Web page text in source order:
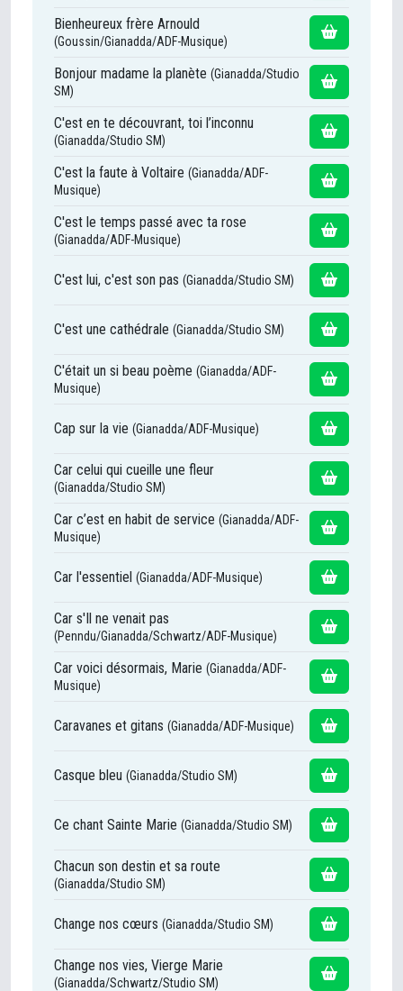
Bienheureux frère Arnould
(Goussin/Gianadda/ADF-Musique)
Bonjour madame la planète (Gianadda/Studio
SM)
C'est en te découvrant, toi l’inconnu
(Gianadda/Studio SM)
C'est la faute à Voltaire (Gianadda/ADF-
Musique)
C'est le temps passé avec ta rose
(Gianadda/ADF-Musique)
C'est lui, c'est son pas (Gianadda/Studio SM)
C'est une cathédrale (Gianadda/Studio SM)
C'était un si beau poème (Gianadda/ADF-
Musique)
Cap sur la vie (Gianadda/ADF-Musique)
Car celui qui cueille une fleur
(Gianadda/Studio SM)
Car c’est en habit de service (Gianadda/ADF-
Musique)
Car l'essentiel (Gianadda/ADF-Musique)
Car s'Il ne venait pas
(Penndu/Gianadda/Schwartz/ADF-Musique)
Car voici désormais, Marie (Gianadda/ADF-
Musique)
Caravanes et gitans (Gianadda/ADF-Musique)
Casque bleu (Gianadda/Studio SM)
Ce chant Sainte Marie (Gianadda/Studio SM)
Chacun son destin et sa route
(Gianadda/Studio SM)
Change nos cœurs (Gianadda/Studio SM)
Change nos vies, Vierge Marie
(Gianadda/Schwartz/Studio SM)